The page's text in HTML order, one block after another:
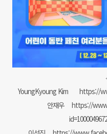
YoungKyoung Kim
https://
안재우
https://